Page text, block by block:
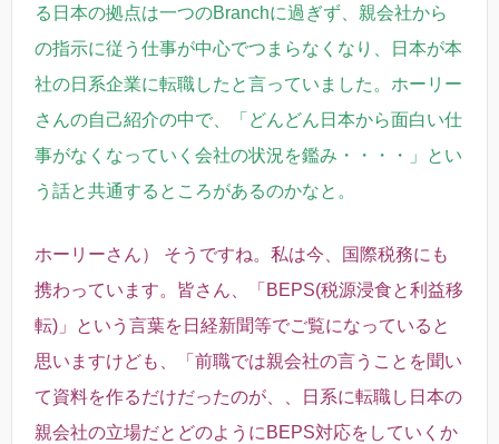
る日本の拠点は一つのBranchに過ぎず、親会社から
の指示に従う仕事が中心でつまらなくなり、日本が本
社の日系企業に転職したと言っていました。 ホーリー
さんの自己紹介の中で、「どんどん日本から面白い仕
事がなくなっていく会社の状況を鑑み・・・・」とい
う話と共通するところがあるのかなと。
ホーリーさん） そうですね。私は今、国際税務にも
携わっています。皆さん、「BEPS(税源浸食と利益移
転)」という言葉を日経新聞等でご覧になっていると
思いますけども、「前職では親会社の言うことを聞い
て資料を作るだけだったのが、、日系に転職し日本の
親会社の立場だとどのようにBEPS対応をしていくか